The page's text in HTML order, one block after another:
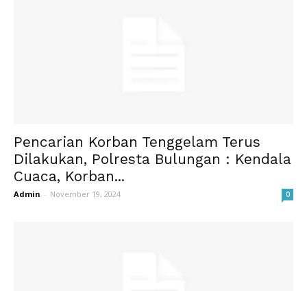
Pencarian Korban Tenggelam Terus
Dilakukan, Polresta Bulungan : Kendala
Cuaca, Korban...
Admin - November 19, 2024 0